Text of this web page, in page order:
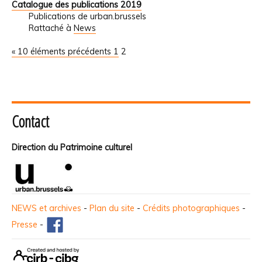
Catalogue des publications 2019
Publications de urban.brussels
Rattaché à News
« 10 éléments précédents 1 2
Contact
Direction du Patrimoine culturel
NEWS et archives - Plan du site - Crédits photographiques -
Presse -